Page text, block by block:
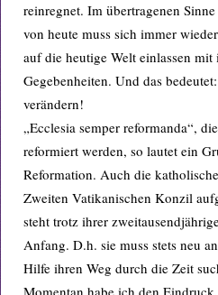
reinregnet. Im übertragenen
von heute muss sich immer
auf die heutige Welt einlassen mit
Gegebenheiten. Und das
verändern!
„Ecclesia semper reformanda“,
reformiert werden, so lautet ein
Reformation. Auch die
Zweiten Vatikanischen Konzil
steht trotz ihrer
Anfang. D.h. sie muss stets neu
Hilfe ihren Weg durch die Zeit
Momentan habe ich den